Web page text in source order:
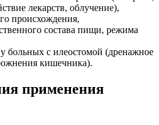
лекарств, облучение),
происхождения,
состава пищи, режима
больных с илеостомой (дренажное
кишечника).
применения